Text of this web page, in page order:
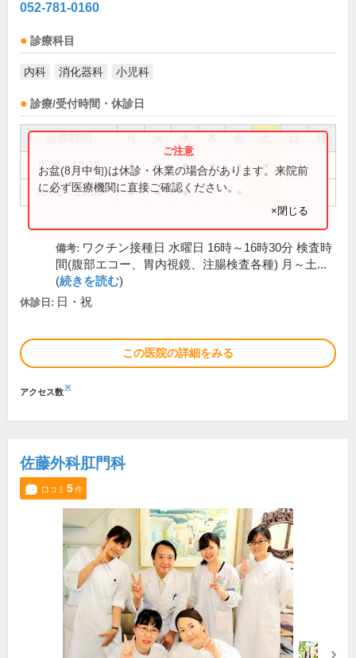
052-781-0160
診療科目
内科 消化器科 小児科
診療/受付時間・休診日
祝
9:30～12:30 ● ● ● ● ●
16:30～19:00 ● ● ●
お盆(8月中旬)は休診・休業の場合があります。来院前
に必ず医療機関に直接ご確認ください。
×閉じる
備考: ワクチン接種日 水曜日 16時～16時30分 検査時
間(腹部エコー、胃内視鏡、注腸検査各種) 月～土...
(続きを読む)
休診日: 日・祝
この医院の詳細をみる
アクセス数※
佐藤外科肛門科
口コミ 5件